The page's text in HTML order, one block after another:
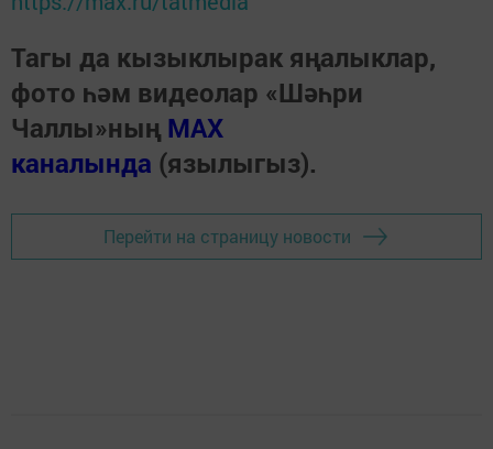
Тагы да кызыклырак яңалыклар,
фото һәм видеолар «Шәһри
Чаллы»ның MAX
каналында (язылыгыз).
Перейти на страницу новости